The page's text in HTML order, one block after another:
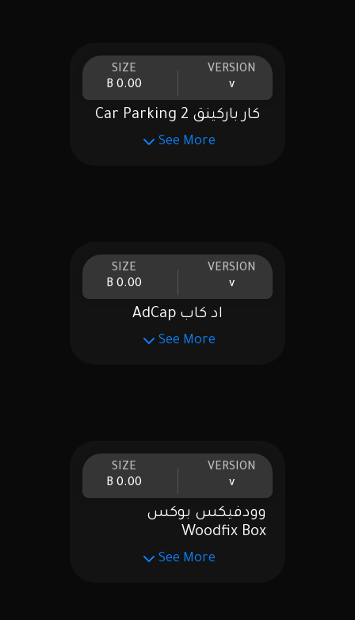
VERSION
v
SIZE
0.00 B
كار باركينق Car Parking 2
See More
VERSION
v
SIZE
0.00 B
اد كاب AdCap
See More
VERSION
v
SIZE
0.00 B
وودفيكس بوكس
Woodfix Box
See More